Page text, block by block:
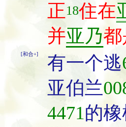
正18住在
并亚乃
[和合+] 有一个逃
亚伯兰
4471的